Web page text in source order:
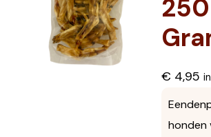
250
€ 4,95
honden